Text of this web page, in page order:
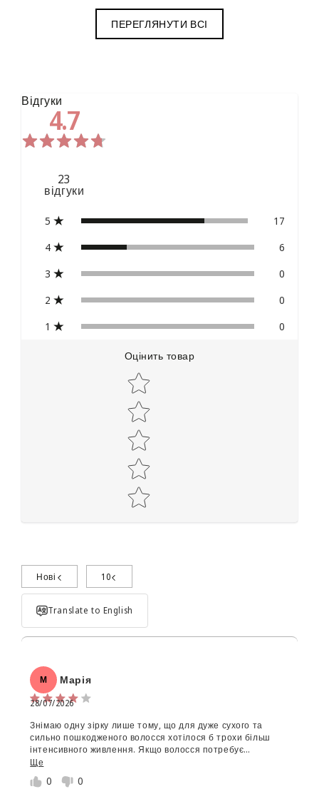
ПЕРЕГЛЯНУТИ ВСІ
Відгуки
4.7
23
відгуки
5
17
4
6
3
0
2
0
1
0
Оцінить товар
Star rating
Поділиться досвідом використання
Об'єм:
Нові 10
Translate to English
М Марія
28/07/2026
Знімаю одну зірку лише тому, що для дуже сухого та
сильно пошкодженого волосся хотілося б трохи більш
інтенсивного живлення. Якщо волосся потребує
максимального відновлення, іноді доводиться додатково
використовувати незмивний догляд або олійку.
Ще
0 0